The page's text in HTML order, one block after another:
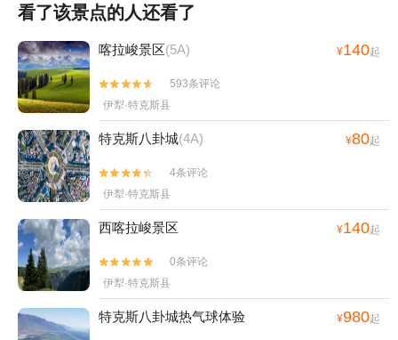
看了该景点的人还看了
喀拉峻景区(5A) ¥140起


593条评论
伊犁·特克斯县
特克斯八卦城(4A) ¥80起


4条评论
伊犁·特克斯县
西喀拉峻景区 ¥140起


0条评论
伊犁·特克斯县
特克斯八卦城热气球体验 ¥980起